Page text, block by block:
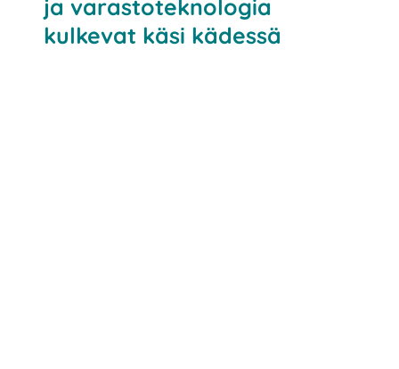
ja varastoteknologia
kulkevat käsi kädessä